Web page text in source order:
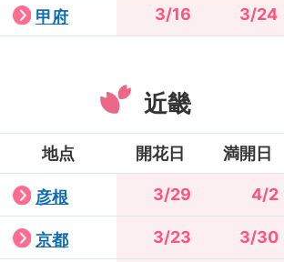
甲府 3/16 3/24
近畿
地点 開花日 満開日
彦根 3/29 4/2
京都 3/23 3/30